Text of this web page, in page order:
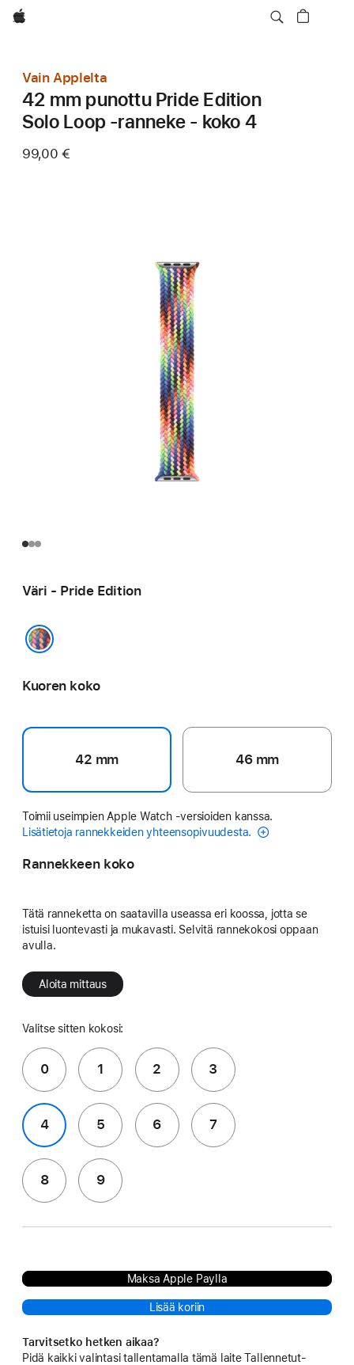
Apple
Vain Applelta
42 mm punottu Pride Edition
Solo Loop ‑ranneke - koko 4
99,00 €
Väri - Pride Edition
Kuoren koko
42 mm 46 mm
Toimii useimpien Apple Watch ‑versioiden kanssa.
Lisätietoja rannekkeiden yhteensopivuudesta.
Rannekkeen koko
Tätä ranneketta on saatavilla useassa eri koossa, jotta se
istuisi luontevasti ja mukavasti. Selvitä rannekokosi oppaan
avulla.
Aloita mittaus
Valitse sitten kokosi:
0 1 2 3
4 5 6 7
8 9
Maksa Apple Paylla
Lisää koriin
Tarvitsetko hetken aikaa?
Pidä kaikki valintasi tallentamalla tämä laite Tallennetut-